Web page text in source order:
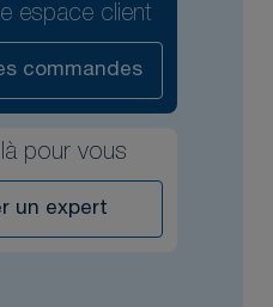
espace client
commandes
pour vous
un expert